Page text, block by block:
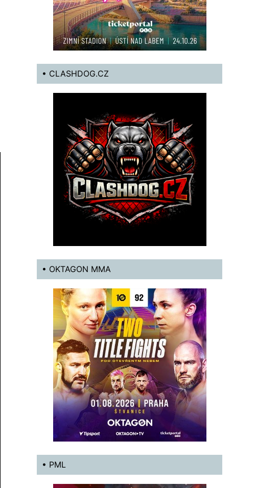
• CLASHDOG.CZ
• OKTAGON MMA
• PML